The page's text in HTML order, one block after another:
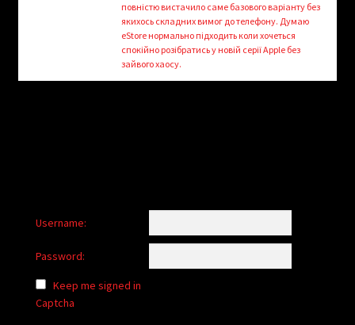
повністю вистачило саме базового варіанту без
якихось складних вимог до телефону. Думаю
eStore нормально підходить коли хочеться
спокійно розібратись у новій серії Apple без
зайвого хаосу.
Username:
Password:
Keep me signed in
Captcha